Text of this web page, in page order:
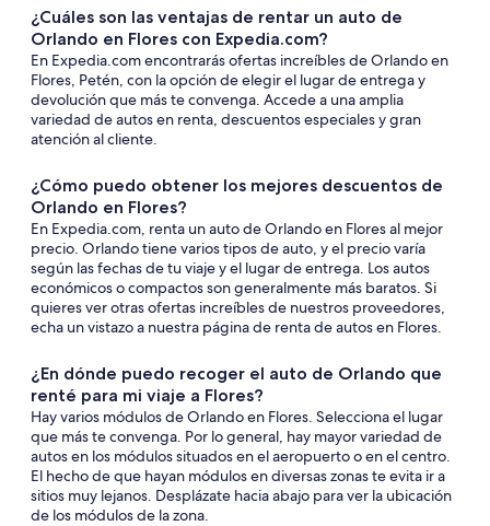
¿Cuáles son las ventajas de rentar un auto de
Orlando en Flores con Expedia.com?
En Expedia.com encontrarás ofertas increíbles de Orlando en
Flores, Petén, con la opción de elegir el lugar de entrega y
devolución que más te convenga. Accede a una amplia
variedad de autos en renta, descuentos especiales y gran
atención al cliente.
¿Cómo puedo obtener los mejores descuentos de
Orlando en Flores?
En Expedia.com, renta un auto de Orlando en Flores al mejor
precio. Orlando tiene varios tipos de auto, y el precio varía
según las fechas de tu viaje y el lugar de entrega. Los autos
económicos o compactos son generalmente más baratos. Si
quieres ver otras ofertas increíbles de nuestros proveedores,
echa un vistazo a nuestra página de renta de autos en Flores.
¿En dónde puedo recoger el auto de Orlando que
renté para mi viaje a Flores?
Hay varios módulos de Orlando en Flores. Selecciona el lugar
que más te convenga. Por lo general, hay mayor variedad de
autos en los módulos situados en el aeropuerto o en el centro.
El hecho de que hayan módulos en diversas zonas te evita ir a
sitios muy lejanos. Desplázate hacia abajo para ver la ubicación
de los módulos de la zona.